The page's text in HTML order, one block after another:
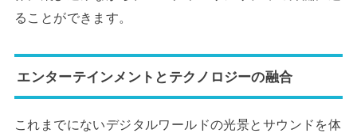
ることができます。
エンターテインメントとテクノロジーの融合
これまでにないデジタルワールドの光景とサウンドを体